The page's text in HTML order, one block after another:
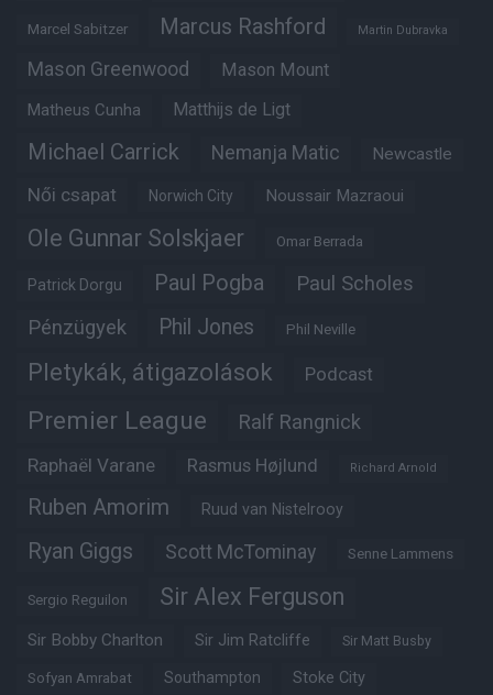
Marcel Sabitzer Marcus Rashford Martin Dubravka
Mason Greenwood Mason Mount
Matheus Cunha Matthijs de Ligt
Michael Carrick Nemanja Matic Newcastle
Női csapat Norwich City Noussair Mazraoui
Ole Gunnar Solskjaer Omar Berrada
Patrick Dorgu Paul Pogba Paul Scholes
Pénzügyek Phil Jones Phil Neville
Pletykák, átigazolások Podcast
Premier League Ralf Rangnick
Raphaël Varane Rasmus Højlund Richard Arnold
Ruben Amorim Ruud van Nistelrooy
Ryan Giggs Scott McTominay Senne Lammens
Sergio Reguilon Sir Alex Ferguson
Sir Bobby Charlton Sir Jim Ratcliffe Sir Matt Busby
Sofyan Amrabat Southampton Stoke City